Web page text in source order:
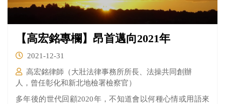
【高宏銘專欄】昂首邁向2021年
2021-12-31
高宏銘律師（大壯法律事務所所長、法操共同創辦
人，曾任彰化和新北地檢署檢察官）
多年後的世代回顧2020年，不知道會以何種心情或用語來